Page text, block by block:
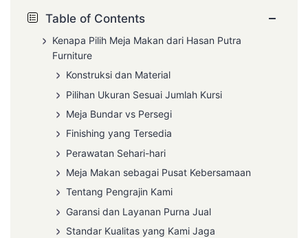
Table of Contents −
Kenapa Pilih Meja Makan dari Hasan Putra
Furniture
Konstruksi dan Material
Pilihan Ukuran Sesuai Jumlah Kursi
Meja Bundar vs Persegi
Finishing yang Tersedia
Perawatan Sehari-hari
Meja Makan sebagai Pusat Kebersamaan
Tentang Pengrajin Kami
Garansi dan Layanan Purna Jual
Standar Kualitas yang Kami Jaga